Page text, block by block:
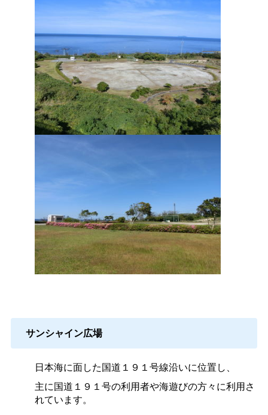
サンシャイン広場
日本海に面した国道１９１号線沿いに位置し、
主に国道１９１号の利用者や海遊びの方々に利用さ
れています。